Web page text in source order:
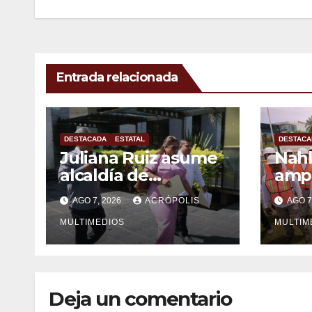
entradas
Entrada relacionada
DESTACADA ESTATAL
Juliana Ruiz asume
alcaldía de
Ixhuatlán del
Sureste
AGO 7, 2026 ACRÓPOLIS
MULTIMEDIOS
AGO
Deja un comentario